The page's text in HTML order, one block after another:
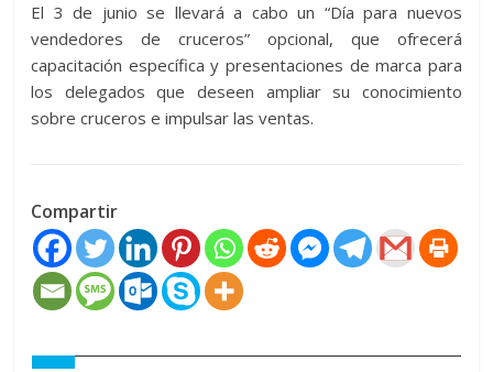
El 3 de junio se llevará a cabo un “Día para nuevos
vendedores de cruceros” opcional, que ofrecerá
capacitación específica y presentaciones de marca para
los delegados que deseen ampliar su conocimiento
sobre cruceros e impulsar las ventas.
Compartir